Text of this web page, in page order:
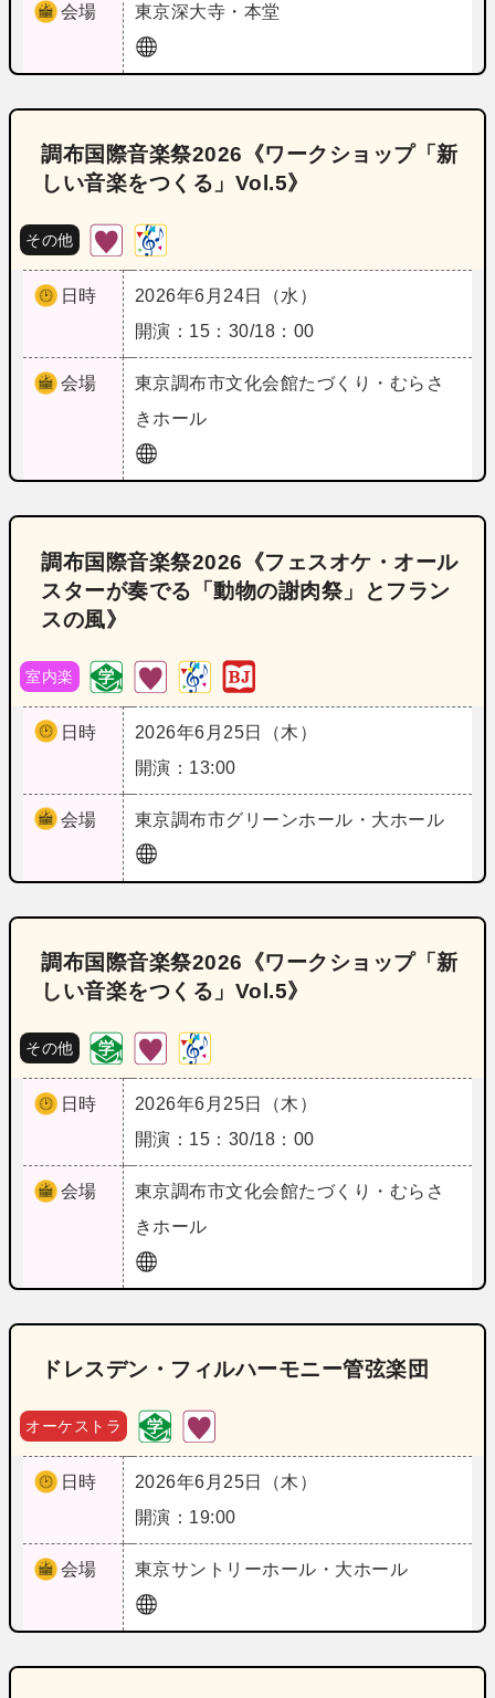
会場 東京深大寺・本堂
調布国際音楽祭2026《ワークショップ「新
しい音楽をつくる」Vol.5》
その他
日時
2026年6月24日（水）
開演：15：30/18：00
会場 東京調布市文化会館たづくり・むらさ
きホール
調布国際音楽祭2026《フェスオケ・オール
スターが奏でる「動物の謝肉祭」とフラン
スの風》
室内楽
日時
2026年6月25日（木）
開演：13:00
会場 東京調布市グリーンホール・大ホール
調布国際音楽祭2026《ワークショップ「新
しい音楽をつくる」Vol.5》
その他
日時
2026年6月25日（木）
開演：15：30/18：00
会場 東京調布市文化会館たづくり・むらさ
きホール
ドレスデン・フィルハーモニー管弦楽団
オーケストラ
日時
2026年6月25日（木）
開演：19:00
会場 東京サントリーホール・大ホール